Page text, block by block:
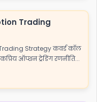
Trading
Strategy कवर्ड कॉल
ऑप्शन ट्रेडिंग रणनीति...